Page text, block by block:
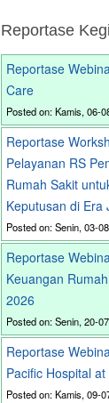
Reportase
Reportase
Care
Posted on: Kamis, 06-
Reportase
Pelayanan RS
Rumah Sakit
Keputusan di Era
Posted on: Senin, 03-
Reportase
Keuangan
2026
Posted on: Senin, 20-
Reportase
Pacific Hospital
Posted on: Kamis, 09-